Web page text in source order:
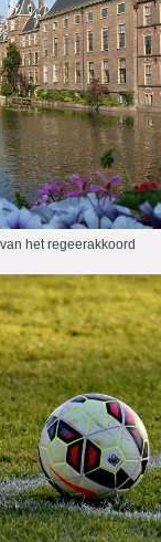
het regeerakkoord